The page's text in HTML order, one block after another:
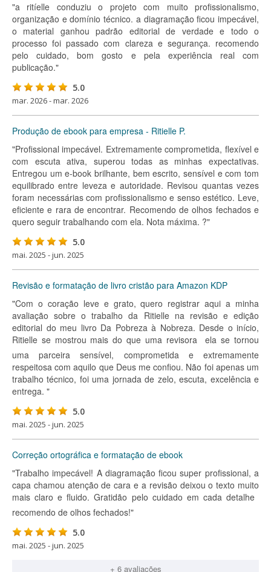
"a ritíelle conduziu o projeto com muito profissionalismo,
organização e domínio técnico. a diagramação ficou impecável,
o material ganhou padrão editorial de verdade e todo o
processo foi passado com clareza e segurança. recomendo
pelo cuidado, bom gosto e pela experiência real com
publicação."
5.0
mar. 2026 - mar. 2026
Produção de ebook para empresa - Ritielle P.
"Profissional impecável. Extremamente comprometida, flexível e
com escuta ativa, superou todas as minhas expectativas.
Entregou um e-book brilhante, bem escrito, sensível e com tom
equilibrado entre leveza e autoridade. Revisou quantas vezes
foram necessárias com profissionalismo e senso estético. Leve,
eficiente e rara de encontrar. Recomendo de olhos fechados e
quero seguir trabalhando com ela. Nota máxima. ?"
5.0
mai. 2025 - jun. 2025
Revisão e formatação de livro cristão para Amazon KDP
"Com o coração leve e grato, quero registrar aqui a minha
avaliação sobre o trabalho da Ritielle na revisão e edição
editorial do meu livro Da Pobreza à Nobreza. Desde o início,
Ritielle se mostrou mais do que uma revisora  ela se tornou
uma parceira sensível, comprometida e extremamente
respeitosa com aquilo que Deus me confiou. Não foi apenas um
trabalho técnico, foi uma jornada de zelo, escuta, excelência e
entrega. "
5.0
mai. 2025 - jun. 2025
Correção ortográfica e formatação de ebook
"Trabalho impecável! A diagramação ficou super profissional, a
capa chamou atenção de cara e a revisão deixou o texto muito
mais claro e fluido. Gratidão pelo cuidado em cada detalhe 
recomendo de olhos fechados!"
5.0
mai. 2025 - jun. 2025
+ 6 avaliações